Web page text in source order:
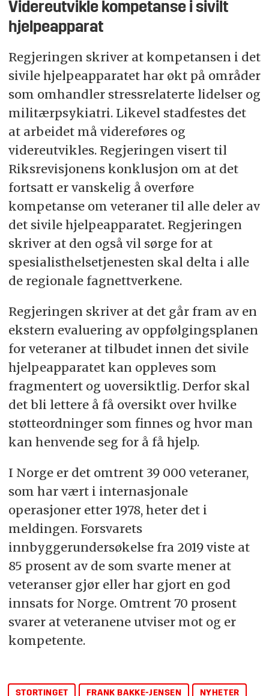
Videreutvikle kompetanse i sivilt
hjelpeapparat
Regjeringen skriver at kompetansen i det
sivile hjelpeapparatet har økt på områder
som omhandler stressrelaterte lidelser og
militærpsykiatri. Likevel stadfestes det
at arbeidet må videreføres og
videreutvikles. Regjeringen visert til
Riksrevisjonens konklusjon om at det
fortsatt er vanskelig å overføre
kompetanse om veteraner til alle deler av
det sivile hjelpeapparatet. Regjeringen
skriver at den også vil sørge for at
spesialisthelsetjenesten skal delta i alle
de regionale fagnettverkene.
Regjeringen skriver at det går fram av en
ekstern evaluering av oppfølgingsplanen
for veteraner at tilbudet innen det sivile
hjelpeapparatet kan oppleves som
fragmentert og uoversiktlig. Derfor skal
det bli lettere å få oversikt over hvilke
støtteordninger som finnes og hvor man
kan henvende seg for å få hjelp.
I Norge er det omtrent 39 000 veteraner,
som har vært i internasjonale
operasjoner etter 1978, heter det i
meldingen. Forsvarets
innbyggerundersøkelse fra 2019 viste at
85 prosent av de som svarte mener at
veteranser gjør eller har gjort en god
innsats for Norge. Omtrent 70 prosent
svarer at veteranene utviser mot og er
kompetente.
STORTINGET FRANK BAKKE-JENSEN NYHETER